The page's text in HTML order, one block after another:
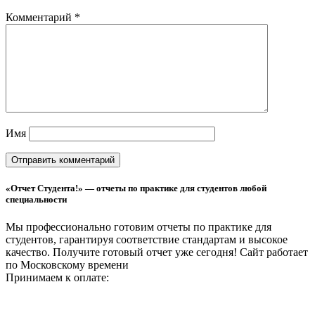
Комментарий *
Имя
«Отчет Студента!» — отчеты по практике для студентов любой
специальности
Мы профессионально готовим отчеты по практике для
студентов, гарантируя соответствие стандартам и высокое
качество. Получите готовый отчет уже сегодня! Сайт работает
по Московскому времени
Принимаем к оплате: